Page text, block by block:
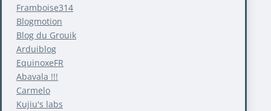
Framboise314
Blogmotion
Blog du Grouik
Arduiblog
EquinoxeFR
Abavala !!!
Carmelo
Kujiu's labs